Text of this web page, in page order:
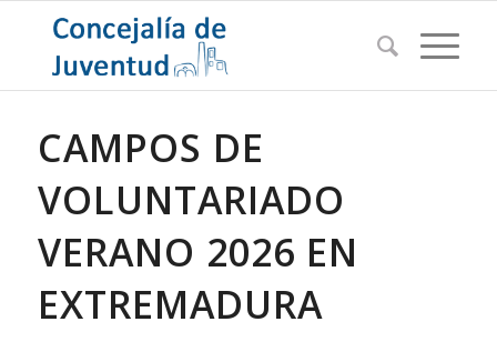
CAMPOS DE
VOLUNTARIADO
VERANO 2026 EN
EXTREMADURA